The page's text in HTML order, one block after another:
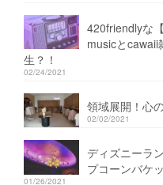
420friendlyな
musicとcawaii
生？！
02/24/2021
領域展開！心
02/02/2021
ディズニーラ
プコーンバケ
01/26/2021